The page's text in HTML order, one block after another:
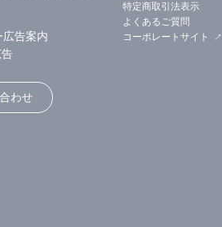
告案内
わせ
特定商取引法表示
よくあるご質問
コーポレートサイト